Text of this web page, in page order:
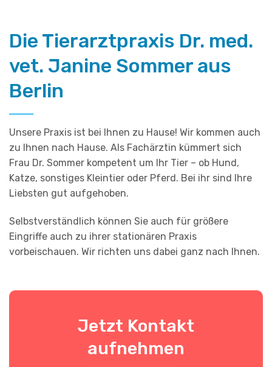
Die Tierarztpraxis Dr. med.
vet. Janine Sommer aus
Berlin
Unsere Praxis ist bei Ihnen zu Hause! Wir kommen auch
zu Ihnen nach Hause. Als Fachärztin kümmert sich
Frau Dr. Sommer kompetent um Ihr Tier – ob Hund,
Katze, sonstiges Kleintier oder Pferd. Bei ihr sind Ihre
Liebsten gut aufgehoben.
Selbstverständlich können Sie auch für größere
Eingriffe auch zu ihrer stationären Praxis
vorbeischauen. Wir richten uns dabei ganz nach Ihnen.
Jetzt Kontakt
aufnehmen